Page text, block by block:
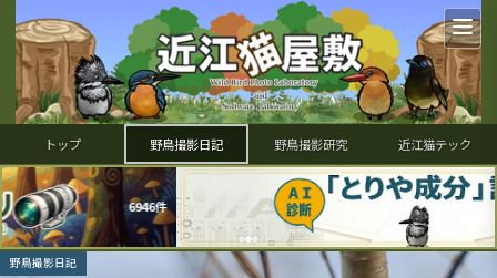
トップ 野鳥撮影日記 野鳥撮影研究 近江猫テック
野鳥撮影日記